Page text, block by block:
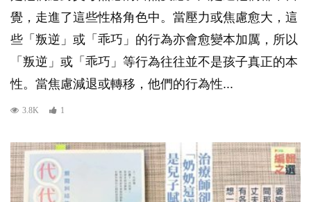
覺，走進了這些性格角色中。當壓力或焦慮愈大，這
些「叛逆」或「乖巧」的行為亦會愈變本加厲，所以
「叛逆」或「乖巧」等行為往往並不是孩子真正的本
性。當焦慮減退或轉移，他們的行為性...
3.8K 1